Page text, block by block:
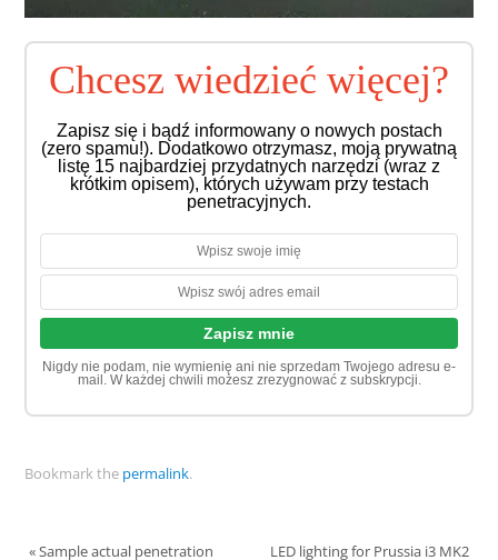
Chcesz wiedzieć więcej?
Zapisz się i bądź informowany o nowych postach
(zero spamu!). Dodatkowo otrzymasz, moją prywatną
listę 15 najbardziej przydatnych narzędzi (wraz z
krótkim opisem), których używam przy testach
penetracyjnych.
Nigdy nie podam, nie wymienię ani nie sprzedam Twojego adresu e-
mail. W każdej chwili możesz zrezygnować z subskrypcji.
Bookmark the permalink.
«Sample actual penetration
LED lighting for Prussia i3 MK2